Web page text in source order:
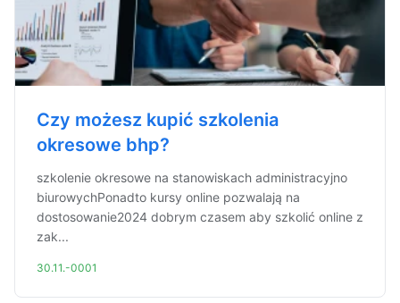
Czy możesz kupić szkolenia
okresowe bhp?
szkolenie okresowe na stanowiskach administracyjno
biurowychPonadto kursy online pozwalają na
dostosowanie2024 dobrym czasem aby szkolić online z
zak...
30.11.-0001